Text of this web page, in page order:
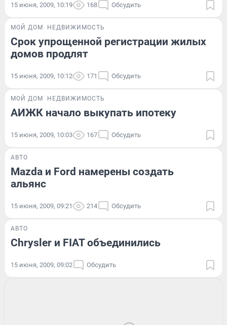
15 июня, 2009, 10:19 168 Обсудить
МОЙ ДОМ НЕДВИЖИМОСТЬ
Срок упрощенной регистрации жилых
домов продлят
15 июня, 2009, 10:12 171 Обсудить
МОЙ ДОМ НЕДВИЖИМОСТЬ
АИЖК начало выкупать ипотеку
15 июня, 2009, 10:03 167 Обсудить
АВТО
Mazda и Ford намерены создать
альянс
15 июня, 2009, 09:21 214 Обсудить
АВТО
Chrysler и FIAT объединились
15 июня, 2009, 09:02 Обсудить